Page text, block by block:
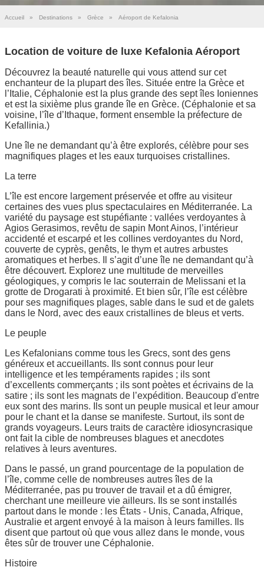
Accueil » Destinations » Grèce » Aéroport de Kefalonia
Location de voiture de luxe Kefalonia Aéroport
Découvrez la beauté naturelle qui vous attend sur cet
enchanteur de la plupart des îles. Située entre la Grèce et
l’Italie, Céphalonie est la plus grande des sept îles Ioniennes
et est la sixième plus grande île en Grèce. (Céphalonie et sa
voisine, l’île d’Ithaque, forment ensemble la préfecture de
Kefallinia.)
Une île ne demandant qu’à être explorés, célèbre pour ses
magnifiques plages et les eaux turquoises cristallines.
La terre
L’île est encore largement préservée et offre au visiteur
certaines des vues plus spectaculaires en Méditerranée. La
variété du paysage est stupéfiante : vallées verdoyantes à
Agios Gerasimos, revêtu de sapin Mont Ainos, l’intérieur
accidenté et escarpé et les collines verdoyantes du Nord,
couverte de cyprès, genêts, le thym et autres arbustes
aromatiques et herbes. Il s’agit d’une île ne demandant qu’à
être découvert. Explorez une multitude de merveilles
géologiques, y compris le lac souterrain de Melissani et la
grotte de Drogarati à proximité. Et bien sûr, l’île est célèbre
pour ses magnifiques plages, sable dans le sud et de galets
dans le Nord, avec des eaux cristallines de bleus et verts.
Le peuple
Les Kefalonians comme tous les Grecs, sont des gens
généreux et accueillants. Ils sont connus pour leur
intelligence et les tempéraments rapides ; ils sont
d’excellents commerçants ; ils sont poètes et écrivains de la
satire ; ils sont les magnats de l’expédition. Beaucoup d'entre
eux sont des marins. Ils sont un peuple musical et leur amour
pour le chant et la danse se manifeste. Surtout, ils sont de
grands voyageurs. Leurs traits de caractère idiosyncrasique
ont fait la cible de nombreuses blagues et anecdotes
relatives à leurs aventures.
Dans le passé, un grand pourcentage de la population de
l’île, comme celle de nombreuses autres îles de la
Méditerranée, pas pu trouver de travail et a dû émigrer,
cherchant une meilleure vie ailleurs. Ils se sont installés
partout dans le monde : les États - Unis, Canada, Afrique,
Australie et argent envoyé à la maison à leurs familles. Ils
disent que partout où que vous allez dans le monde, vous
êtes sûr de trouver une Céphalonie.
Histoire